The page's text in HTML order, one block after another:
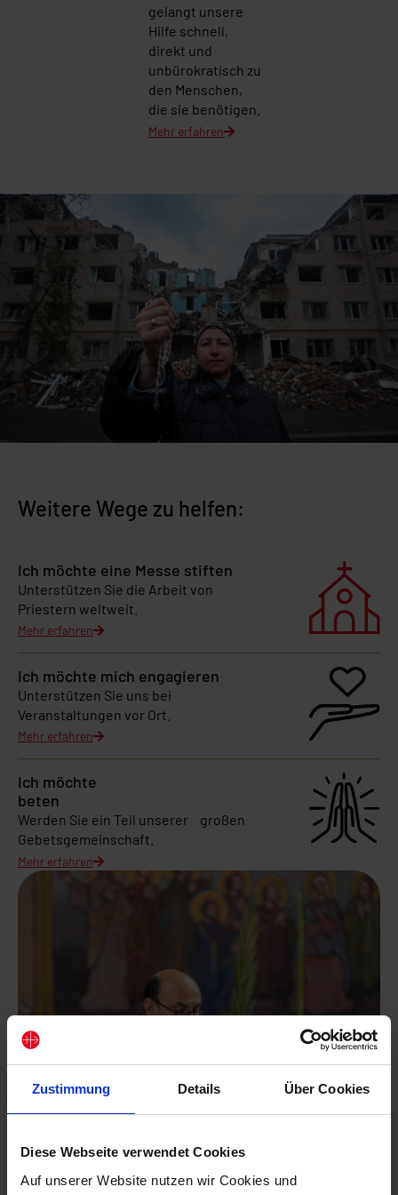
Zustimmung Details Über Cookies
Diese Webseite verwendet Cookies
Auf unserer Website nutzen wir Cookies und
gelangt unsere
Hilfe schnell,
direkt und
unbürokratisch zu
den Menschen,
die sie benötigen.
Mehr erfahren
Weitere Wege zu helfen:
Ich möchte eine Messe stiften
Unterstützen Sie die Arbeit von
Priestern weltweit.
Mehr erfahren
Ich möchte mich engagieren
Unterstützen Sie uns bei
Veranstaltungen vor Ort.
Mehr erfahren
Ich möchte
beten
Werden Sie ein Teil unserer großen
Gebetsgemeinschaft.
Mehr erfahren